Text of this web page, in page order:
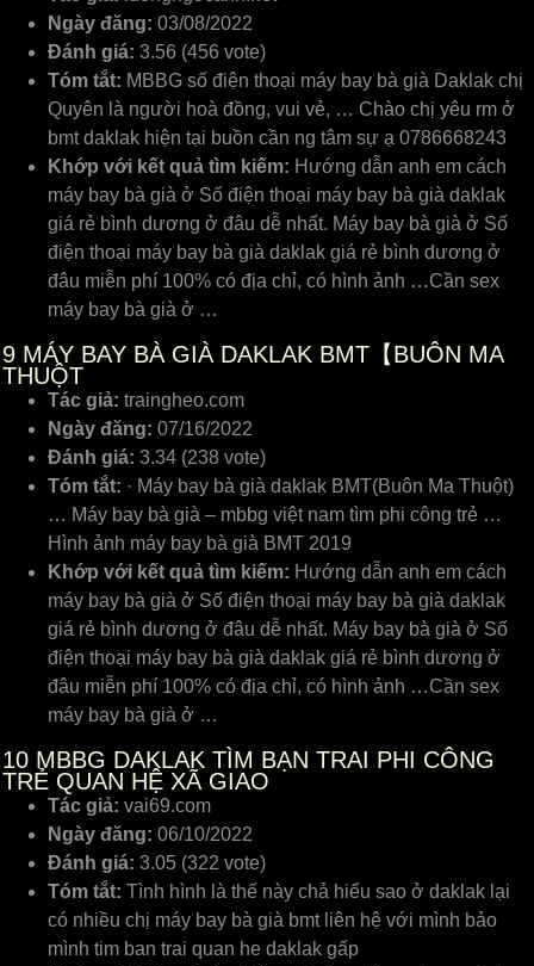
Ngày đăng: 03/08/2022
Đánh giá: 3.56 (456 vote)
Tóm tắt: MBBG số điện thoại máy bay bà già Daklak chị
Quyên là người hoà đồng, vui vẻ, … Chào chị yêu rm ở
bmt daklak hiện tại buồn cần ng tâm sự ạ 0786668243
Khớp với kết quả tìm kiếm: Hướng dẫn anh em cách
máy bay bà già ở Số điện thoại máy bay bà già daklak
giá rẻ bình dương ở đâu dễ nhất. Máy bay bà già ở Số
điện thoại máy bay bà già daklak giá rẻ bình dương ở
đâu miễn phí 100% có địa chỉ, có hình ảnh …Cần sex
máy bay bà già ở …
9 MÁY BAY BÀ GIÀ DAKLAK BMT【BUÔN MA
THUỘT
Tác giả: traingheo.com
Ngày đăng: 07/16/2022
Đánh giá: 3.34 (238 vote)
Tóm tắt: · Máy bay bà già daklak BMT(Buôn Ma Thuột)
… Máy bay bà già – mbbg việt nam tìm phi công trẻ …
Hình ảnh máy bay bà già BMT 2019
Khớp với kết quả tìm kiếm: Hướng dẫn anh em cách
máy bay bà già ở Số điện thoại máy bay bà già daklak
giá rẻ bình dương ở đâu dễ nhất. Máy bay bà già ở Số
điện thoại máy bay bà già daklak giá rẻ bình dương ở
đâu miễn phí 100% có địa chỉ, có hình ảnh …Cần sex
máy bay bà già ở …
10 MBBG DAKLAK TÌM BẠN TRAI PHI CÔNG
TRẺ QUAN HỆ XÃ GIAO
Tác giả: vai69.com
Ngày đăng: 06/10/2022
Đánh giá: 3.05 (322 vote)
Tóm tắt: Tình hình là thế này chả hiểu sao ở daklak lại
có nhiều chị máy bay bà già bmt liên hệ với mình bảo
mình tim ban trai quan he daklak gấp